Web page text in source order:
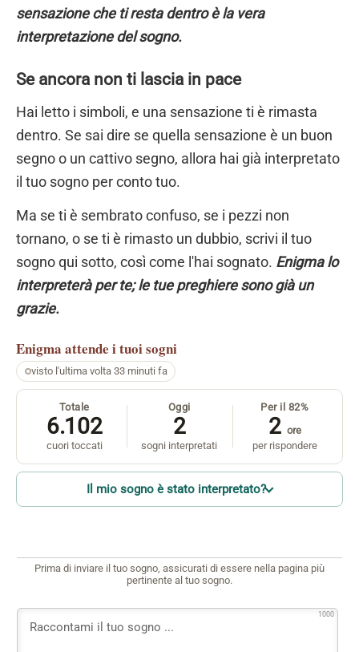
sensazione che ti resta dentro è la vera
interpretazione del sogno.
Se ancora non ti lascia in pace
Hai letto i simboli, e una sensazione ti è rimasta
dentro. Se sai dire se quella sensazione è un buon
segno o un cattivo segno, allora hai già interpretato
il tuo sogno per conto tuo.
Ma se ti è sembrato confuso, se i pezzi non
tornano, o se ti è rimasto un dubbio, scrivi il tuo
sogno qui sotto, così come l'hai sognato. Enigma lo
interpreterà per te; le tue preghiere sono già un
grazie.
Enigma attende i tuoi sogni
visto l'ultima volta 33 minuti fa
Totale
6.102
cuori toccati
Oggi
2
sogni interpretati
Per il 82%
2 ore
per rispondere
Il mio sogno è stato interpretato?
Prima di inviare il tuo sogno, assicurati di essere nella pagina più
pertinente al tuo sogno.
1000